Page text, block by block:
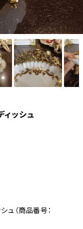
ィッシュ
ュ（商品番号：